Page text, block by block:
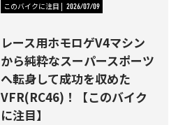
このバイクに注目 2026/07/09
レース用ホモロゲV4マシン
から純粋なスーパースポーツ
へ転身して成功を収めた
VFR(RC46)！【このバイク
に注目】